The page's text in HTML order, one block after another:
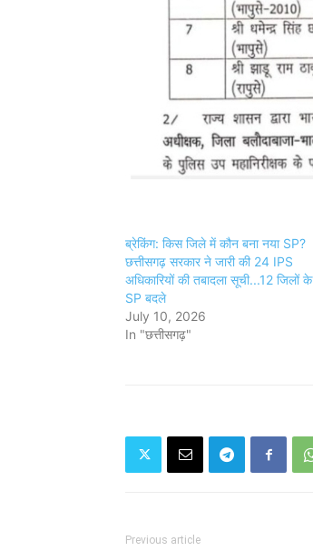
ब्रेकिंग: किस जिले में कौन बना नया SP?
छत्तीसगढ़ सरकार ने जारी की 24 IPS
अधिकारियों की तबादला सूची...12 जिलों के
SP बदले
July 10, 2026
In "छत्तीसगढ़"
Previous article